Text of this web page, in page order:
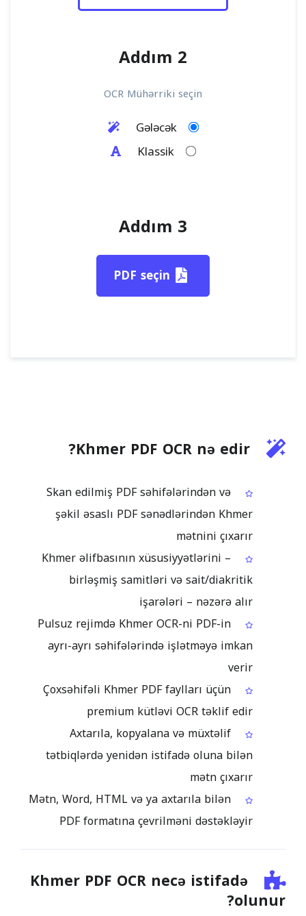
Addım 2
OCR Mühərriki seçin
Gələcək
Klassik
Addım 3
PDF seçin
Khmer PDF OCR nə edir?
Skan edilmiş PDF səhifələrindən və
şəkil əsaslı PDF sənədlərindən Khmer
mətnini çıxarır
Khmer əlifbasının xüsusiyyətlərini –
birləşmiş samitləri və sait/diakritik
işarələri – nəzərə alır
Pulsuz rejimdə Khmer OCR-ni PDF-in
ayrı-ayrı səhifələrində işlətməyə imkan
verir
Çoxsəhifəli Khmer PDF faylları üçün
premium kütləvi OCR təklif edir
Axtarıla, kopyalana və müxtəlif
tətbiqlərdə yenidən istifadə oluna bilən
mətn çıxarır
Mətn, Word, HTML və ya axtarıla bilən
PDF formatına çevrilməni dəstəkləyir
Khmer PDF OCR necə istifadə
olunur?